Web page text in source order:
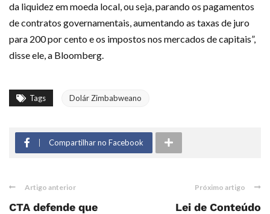
da liquidez em moeda local, ou seja, parando os pagamentos
de contratos governamentais, aumentando as taxas de juro
para 200 por cento e os impostos nos mercados de capitais”,
disse ele, a Bloomberg.
Tags Dolár Zimbabweano
Compartilhar no Facebook
Artigo anterior
CTA defende que
Próximo artigo
Lei de Conteúdo